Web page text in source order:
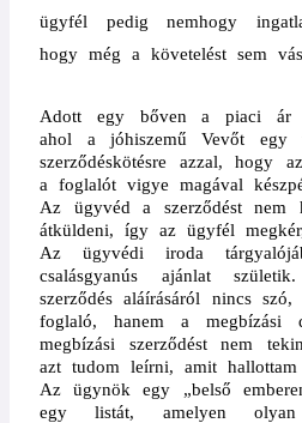
ügyfél pedig nemhogy
hogy még a követelést sem
Adott egy bőven a piaci ár
ahol a jóhiszemű Vevőt egy
szerződéskötésre azzal, hogy
a foglalót vigye magával
Az ügyvéd a szerződést nem
átküldeni, így az ügyfél
Az ügyvédi iroda
csalásgyanús ajánlat
szerződés aláírásáról nincs
foglaló, hanem a
megbízási szerződést nem
azt tudom leírni, amit hallottam
Az ügynök egy „belső
egy listát, amelyen olyan